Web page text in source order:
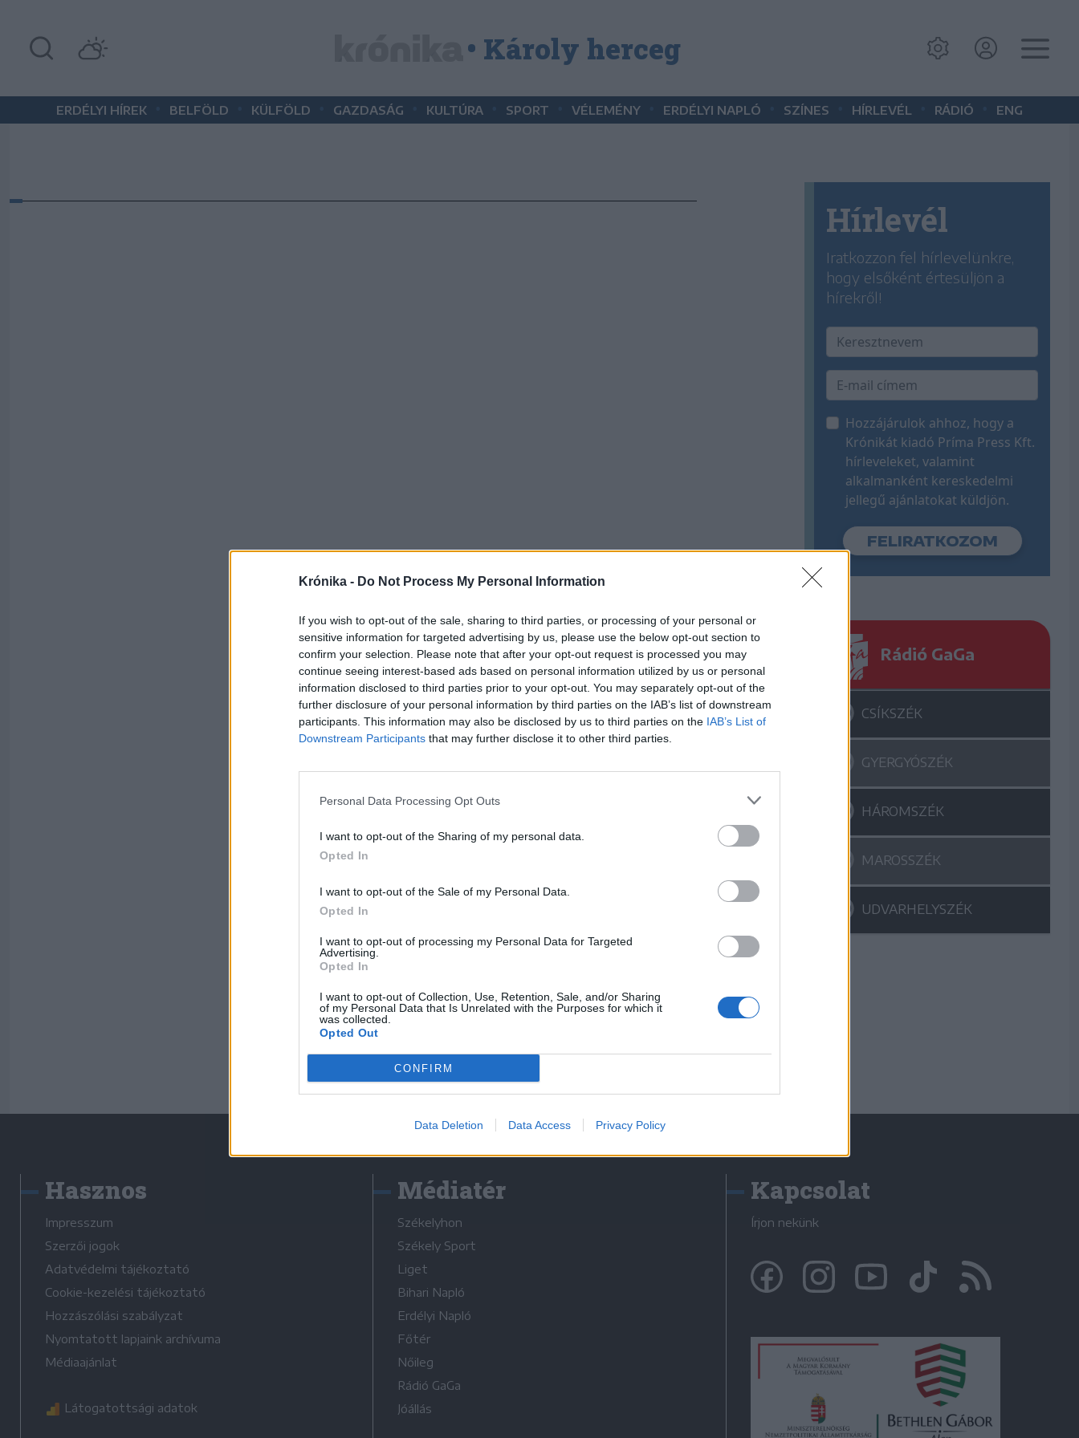
Krónika - Do Not Process My Personal Information
If you wish to opt-out of the sale, sharing to third parties, or processing of your personal or
sensitive information for targeted advertising by us, please use the below opt-out section to
confirm your selection. Please note that after your opt-out request is processed you may
continue seeing interest-based ads based on personal information utilized by us or personal
information disclosed to third parties prior to your opt-out. You may separately opt-out of the
further disclosure of your personal information by third parties on the IAB’s list of downstream
participants. This information may also be disclosed by us to third parties on the IAB’s List of
Downstream Participants that may further disclose it to other third parties.
Personal Data Processing Opt Outs
I want to opt-out of the Sharing of my personal data.
Opted In
I want to opt-out of the Sale of my Personal Data.
Opted In
I want to opt-out of processing my Personal Data for Targeted
Advertising.
Opted In
I want to opt-out of Collection, Use, Retention, Sale, and/or Sharing
of my Personal Data that Is Unrelated with the Purposes for which it
was collected.
Opted Out
CONFIRM
Data Deletion Data Access Privacy Policy
• Károly herceg
ERDÉLYI HÍREK BELFÖLD KÜLFÖLD GAZDASÁG KULTÚRA SPORT VÉLEMÉNY ERDÉLYI NAPLÓ SZÍNES HÍRLEVÉL RÁDIÓ ENG
Hírlevél
Iratkozzon fel hírlevelünkre,
hogy elsőként értesüljön a
hírekről!
Hozzájárulok ahhoz, hogy a
Krónikát kiadó Príma Press Kft.
hírleveleket, valamint
alkalmanként kereskedelmi
jellegű ajánlatokat küldjön.
Rádió GaGa
CSÍKSZÉK
GYERGYÓSZÉK
HÁROMSZÉK
MAROSSZÉK
UDVARHELYSZÉK
Hasznos
Impresszum
Szerzői jogok
Adatvédelmi tájékoztató
Cookie-kezelési tájékoztató
Hozzászólási szabályzat
Nyomtatott lapjaink archívuma
Médiaajánlat
Látogatottsági adatok
Médiatér
Székelyhon
Székely Sport
Liget
Bihari Napló
Erdélyi Napló
Főtér
Nőileg
Rádió GaGa
Jóállás
Kapcsolat
Írjon nekünk